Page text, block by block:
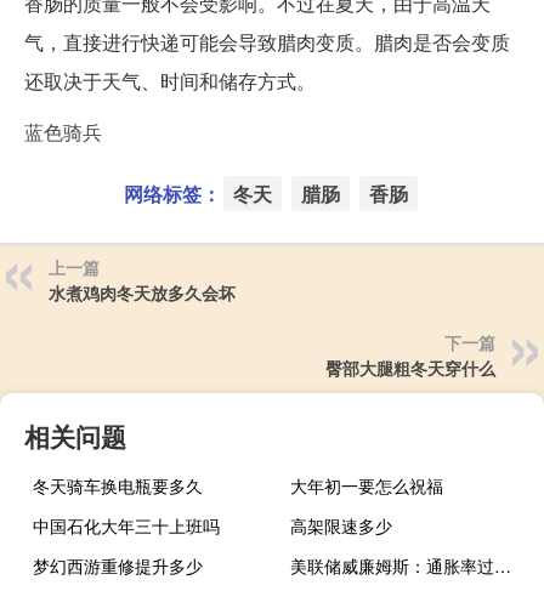
气，直接进行快递可能会导致腊肉变质。腊肉是否会变质
还取决于天气、时间和储存方式。
蓝色骑兵
网络标签： 冬天 腊肠 香肠
上一篇
水煮鸡肉冬天放多久会坏
下一篇
臀部大腿粗冬天穿什么
相关问题
冬天骑车换电瓶要多久
大年初一要怎么祝福
中国石化大年三十上班吗
高架限速多少
梦幻西游重修提升多少
美联储威廉姆斯：通胀率过高但正在下降